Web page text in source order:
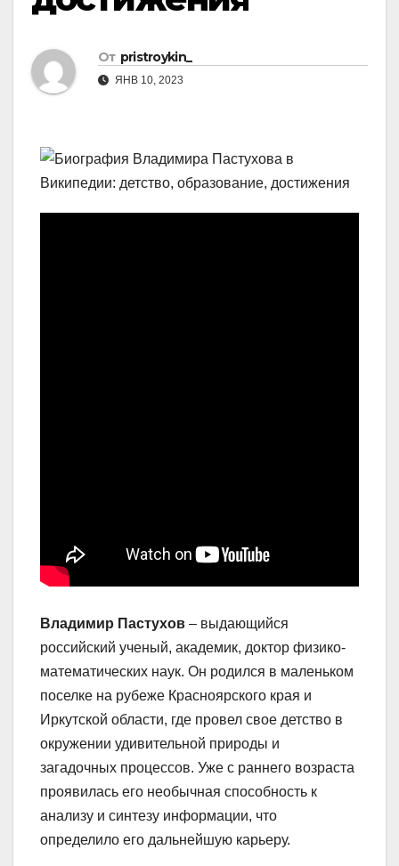
От pristroykin_
ЯНВ 10, 2023
Владимир Пастухов – выдающийся
российский ученый, академик, доктор физико-
математических наук. Он родился в маленьком
поселке на рубеже Красноярского края и
Иркутской области, где провел свое детство в
окружении удивительной природы и
загадочных процессов. Уже с раннего возраста
проявилась его необычная способность к
анализу и синтезу информации, что
определило его дальнейшую карьеру.